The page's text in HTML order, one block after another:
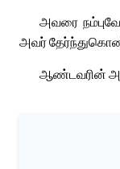
அவரை
அவர்
ஆண்டவரின்